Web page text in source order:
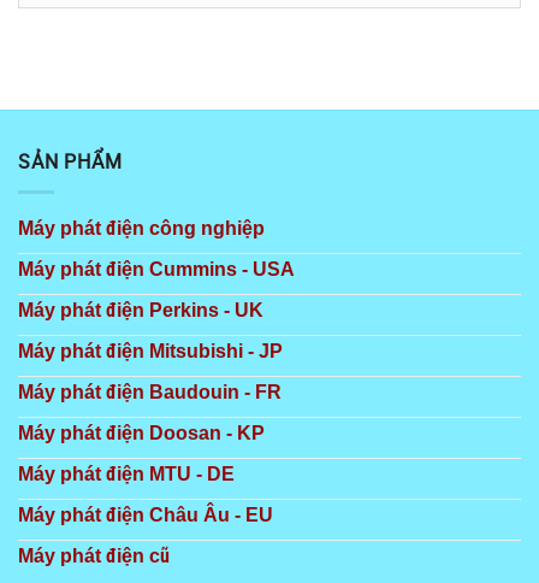
SẢN PHẨM
Máy phát điện công nghiệp
Máy phát điện Cummins - USA
Máy phát điện Perkins - UK
Máy phát điện Mitsubishi - JP
Máy phát điện Baudouin - FR
Máy phát điện Doosan - KP
Máy phát điện MTU - DE
Máy phát điện Châu Âu - EU
Máy phát điện cũ